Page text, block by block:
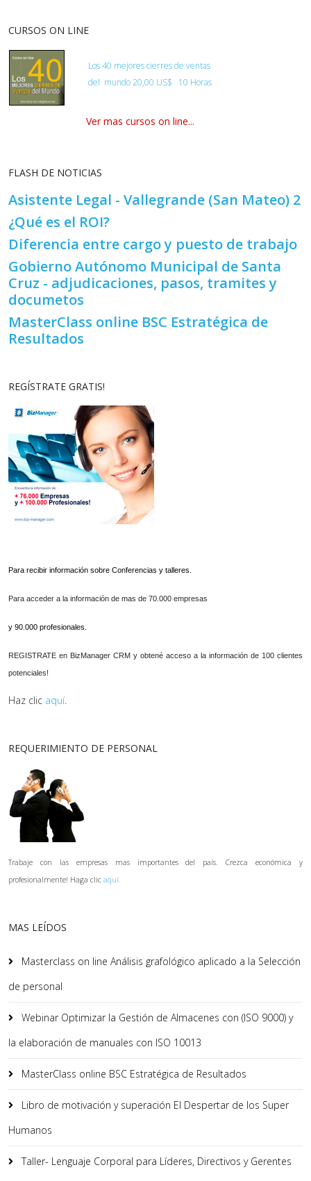
CURSOS ON LINE
Los 40 mejores cierres de ventas
del mundo20,00 US$ 10 Horas
Ver mas cursos on line...
FLASH DE NOTICIAS
Asistente Legal - Vallegrande (San Mateo) 2
¿Qué es el ROI?
Diferencia entre cargo y puesto de trabajo
Gobierno Autónomo Municipal de Santa
Cruz - adjudicaciones, pasos, tramites y
documetos
MasterClass online BSC Estratégica de
Resultados
REGÍSTRATE GRATIS!
Para recibir información sobre Conferencias y talleres.
Para acceder a la información de mas de 70.000 empresas
y 90.000 profesionales.
REGISTRATE en BizManager CRM y obtené acceso a la información de 100 clientes
potenciales!
Haz clic aquí.
REQUERIMIENTO DE PERSONAL
Trabaje con las empresas mas importantes del país. Crezca económica y
profesionalmente! Haga clic aquí.
MAS LEÍDOS
Masterclass on line Análisis grafológico aplicado a la Selección
de personal
Webinar Optimizar la Gestión de Almacenes con (ISO 9000) y
la elaboración de manuales con ISO 10013
MasterClass online BSC Estratégica de Resultados
Libro de motivación y superación El Despertar de los Super
Humanos
Taller- Lenguaje Corporal para Líderes, Directivos y Gerentes